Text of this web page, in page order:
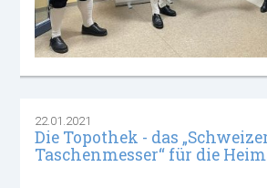
22.01.2021
Die Topothek - das
Taschenmesser“ für die